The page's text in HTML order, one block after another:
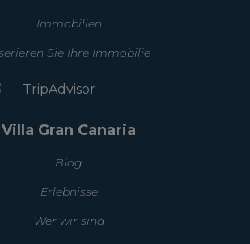
Immobilien
Sie Ihre Immobilie
Villa Gran Canaria
Blog
Erlebnisse
Wer wir sind